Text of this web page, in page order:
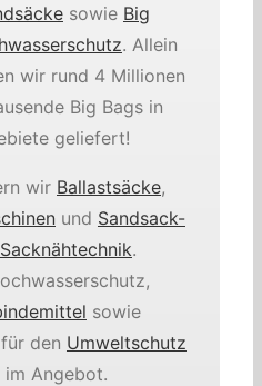
sowie Big
. Allein
wir rund 4 Millionen
Big Bags in
geliefert!
wir Ballastsäcke,
und Sandsack-
Sacknähtechnik.
sowie
den Umweltschutz
im Angebot.